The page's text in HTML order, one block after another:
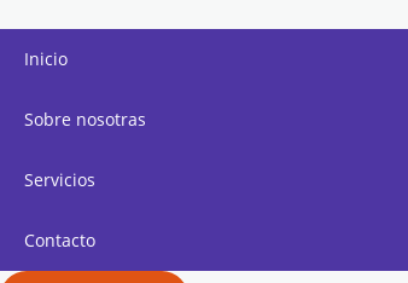
Inicio
Sobre nosotras
Servicios
Contacto